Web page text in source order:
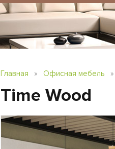
Главная » Офисная мебель »
Time Wood